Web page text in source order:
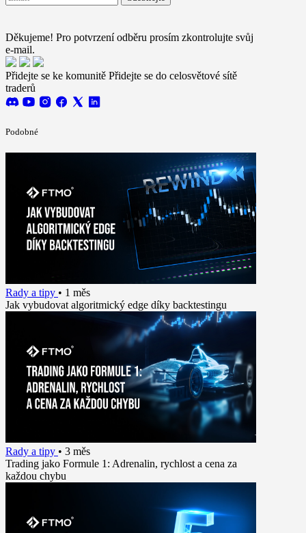
Děkujeme! Pro potvrzení odběru prosím zkontrolujte svůj
e-mail.
Přidejte se ke komunitě Přidejte se do celosvětové sítě
traderů
Podobné
Rady a tipy • 1 měs
Jak vybudovat algoritmický edge díky backtestingu
Rady a tipy • 3 měs
Trading jako Formule 1: Adrenalin, rychlost a cena za
každou chybu